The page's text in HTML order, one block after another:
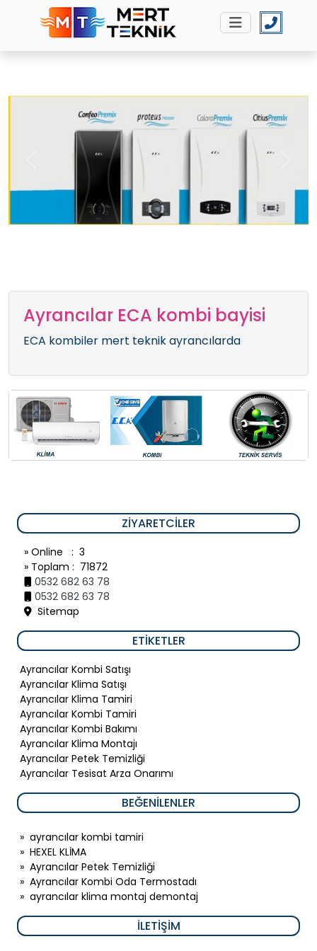
Ayrancılar ECA kombi bayisi
ECA kombiler mert teknik ayrancılarda
ZIYARETCILER
» Online : 3
» Toplam : 71872
0532 682 63 78
0532 682 63 78
Sitemap
ETIKETLER
Ayrancılar Kombi Satışı
Ayrancılar Klima Satışı
Ayrancılar Klima Tamiri
Ayrancılar Kombi Tamiri
Ayrancılar Kombi Bakımı
Ayrancılar Klima Montajı
Ayrancılar Petek Temizliği
Ayrancılar Tesisat Arza Onarımı
BEĞENILENLER
» ayrancılar kombi tamiri
» HEXEL KLİMA
» Ayrancılar Petek Temizliği
» Ayrancılar Kombi Oda Termostadı
» ayrancılar klima montaj demontaj
İLETIŞIM